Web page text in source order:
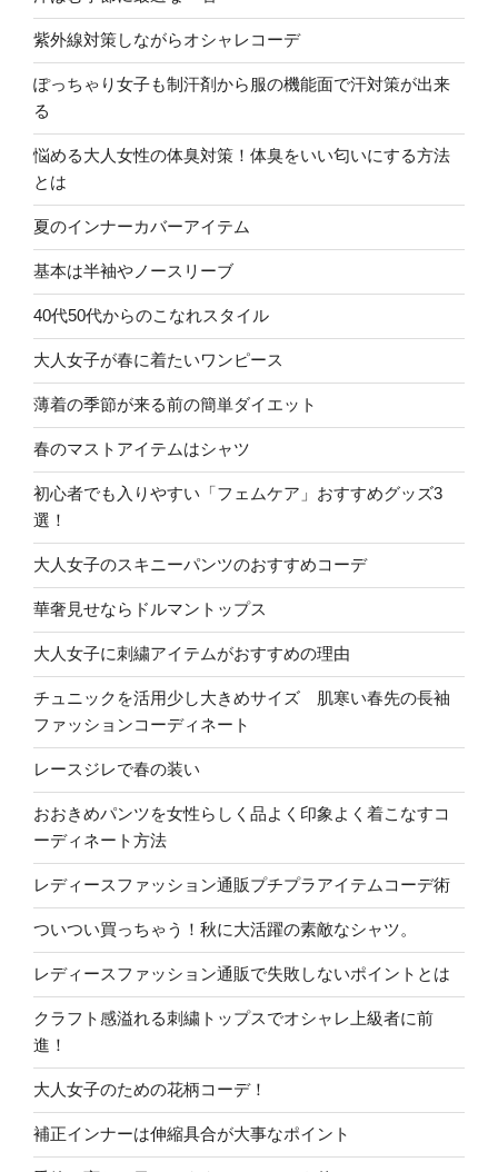
紫外線対策しながらオシャレコーデ
ぽっちゃり女子も制汗剤から服の機能面で汗対策が出来
る
悩める大人女性の体臭対策！体臭をいい匂いにする方法
とは
夏のインナーカバーアイテム
基本は半袖やノースリーブ
40代50代からのこなれスタイル
大人女子が春に着たいワンピース
薄着の季節が来る前の簡単ダイエット
春のマストアイテムはシャツ
初心者でも入りやすい「フェムケア」おすすめグッズ3
選！
大人女子のスキニーパンツのおすすめコーデ
華奢見せならドルマントップス
大人女子に刺繍アイテムがおすすめの理由
チュニックを活用少し大きめサイズ 肌寒い春先の長袖
ファッションコーディネート
レースジレで春の装い
おおきめパンツを女性らしく品よく印象よく着こなすコ
ーディネート方法
レディースファッション通販プチプラアイテムコーデ術
ついつい買っちゃう！秋に大活躍の素敵なシャツ。
レディースファッション通販で失敗しないポイントとは
クラフト感溢れる刺繍トップスでオシャレ上級者に前
進！
大人女子のための花柄コーデ！
補正インナーは伸縮具合が大事なポイント